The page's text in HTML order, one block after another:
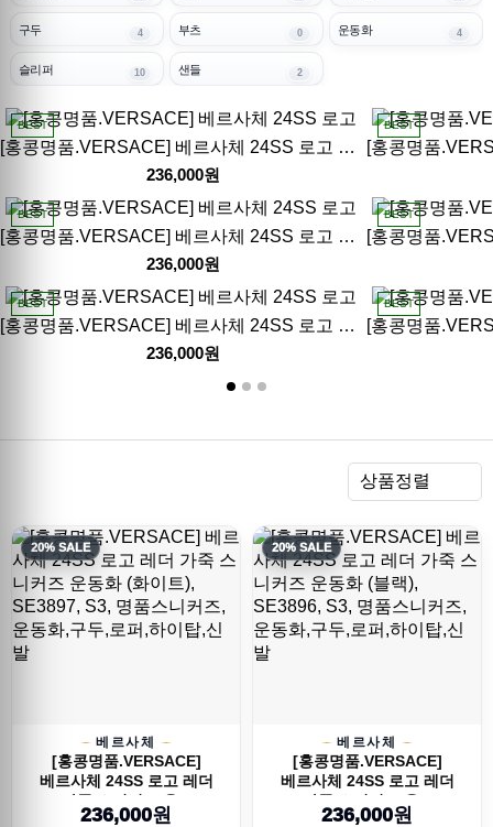
구두 4 부츠 0 운동화 4
슬리퍼 10 샌들 2
BEST
[홍콩명품.VERSACE] 베르사체 24SS 로고 레더 가죽 스니커즈 운동화 (화이트), SE3897, S3, 명품스니커즈,운동화,구두,로퍼,하이탑,신발
236,000원
BEST
BEST
[홍콩명품.VERSACE] 베르사체 24SS 로고 레더 가죽 스니커즈 운동화 (2컬러), SE3894, S3, 명품스니커즈,운동화,구두,로퍼,하이탑,신발
236,000원
BEST
BEST
[홍콩명품.VERSACE] 베르사체 24SS 로고 레이어드 스니커즈 운동화 (화이트-데님), SE3891, S3, 명품스니커즈,운동화,구두,로퍼,하이탑,신발
236,000원
BEST
상품정렬
20% SALE
베르사체
[홍콩명품.VERSACE]
베르사체 24SS 로고 레더
가죽 스니커즈 운...
236,000원
20% SALE
베르사체
[홍콩명품.VERSACE]
베르사체 24SS 로고 레더
가죽 스니커즈 운...
236,000원